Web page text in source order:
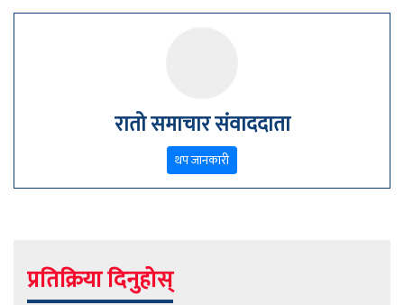
रातो समाचार संवाददाता
थप जानकारी
प्रतिक्रिया दिनुहोस्